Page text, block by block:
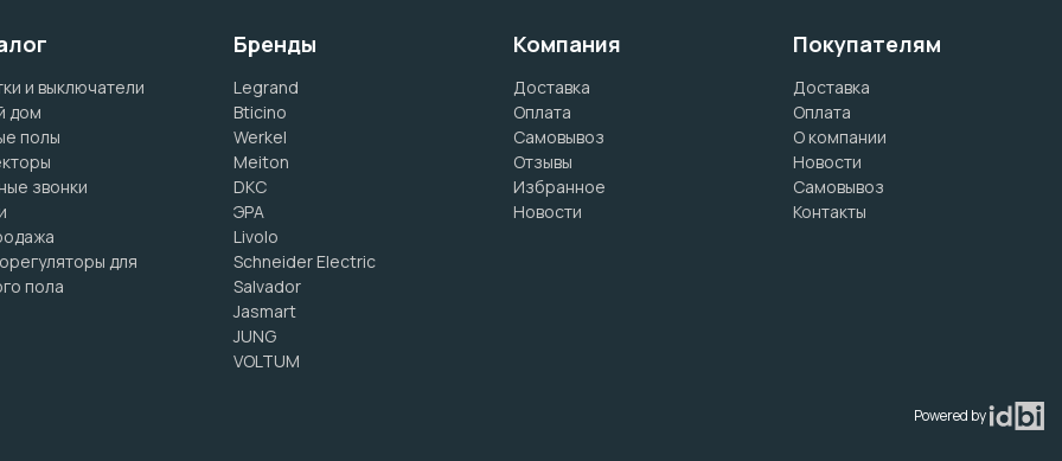
и выключатели
дом
полы
звонки
для
пола
Бренды
Legrand
Bticino
Werkel
Meiton
DKC
ЭРА
Livolo
Schneider Electric
Salvador
Jasmart
JUNG
VOLTUM
Компания
Доставка
Оплата
Самовывоз
Отзывы
Избранное
Новости
Покупателям
Доставка
Оплата
О компании
Новости
Самовывоз
Контакты
Powered by